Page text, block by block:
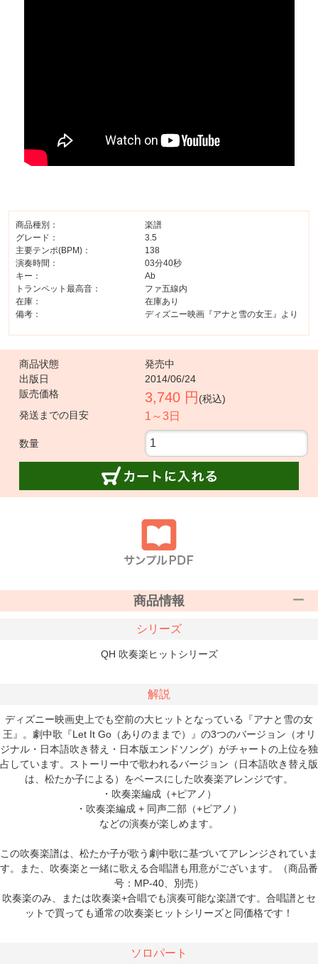
商品種別：
楽譜
グレード：
3.5
主要テンポ(BPM)：
138
演奏時間：
03分40秒
キー：
Ab
トランペット最高音：
ファ五線内
在庫：
在庫あり
備考：
ディズニー映画『アナと雪の女王』より
商品状態
発売中
出版日
2014/06/24
販売価格
3,740 円 (税込)
発送までの目安
1～3日
数量
商品情報
シリーズ
QH 吹奏楽ヒットシリーズ
解説
ディズニー映画史上でも空前の大ヒットとなっている『アナと雪の女
王』。劇中歌『Let It Go（ありのままで）』の3つのバージョン（オリ
ジナル・日本語吹き替え・日本版エンドソング）がチャートの上位を独
占しています。ストーリー中で歌われるバージョン（日本語吹き替え版
は、松たか子による）をベースにした吹奏楽アレンジです。
・吹奏楽編成（+ピアノ）
・吹奏楽編成 + 同声二部（+ピアノ）
などの演奏が楽しめます。
この吹奏楽譜は、松たか子が歌う劇中歌に基づいてアレンジされていま
す。また、吹奏楽と一緒に歌える合唱譜も用意がございます。（商品番
号：MP-40、別売）
吹奏楽のみ、または吹奏楽+合唱でも演奏可能な楽譜です。合唱譜とセ
ットで買っても通常の吹奏楽ヒットシリーズと同価格です！
ソロパート